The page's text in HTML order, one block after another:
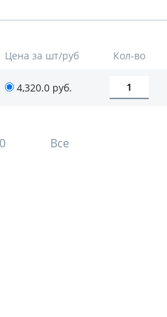
Цена за шт/руб Кол-во
4,320.0 руб.
Все